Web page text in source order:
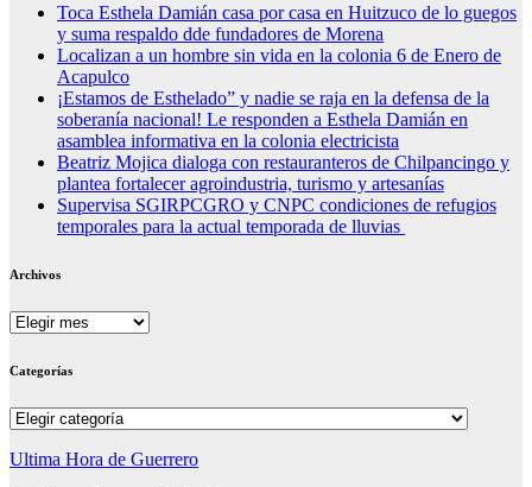
Toca Esthela Damián casa por casa en Huitzuco de lo guegos
y suma respaldo dde fundadores de Morena
Localizan a un hombre sin vida en la colonia 6 de Enero de
Acapulco
¡Estamos de Esthelado” y nadie se raja en la defensa de la
soberanía nacional! Le responden a Esthela Damián en
asamblea informativa en la colonia electricista
Beatriz Mojica dialoga con restauranteros de Chilpancingo y
plantea fortalecer agroindustria, turismo y artesanías
Supervisa SGIRPCGRO y CNPC condiciones de refugios
temporales para la actual temporada de lluvias
Archivos
Archivos
Categorías
Categorías
Ultima Hora de Guerrero